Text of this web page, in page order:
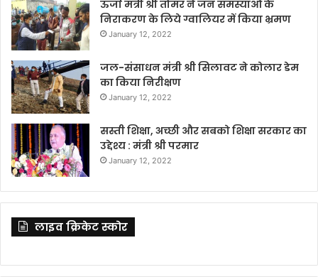
ऊर्जा मंत्री श्री तोमर ने जन समस्याओं के
निराकरण के लिये ग्वालियर में किया भ्रमण
January 12, 2022
जल-संसाधन मंत्री श्री सिलावट ने कोलार डेम
का किया निरीक्षण
January 12, 2022
सस्ती शिक्षा, अच्छी और सबको शिक्षा सरकार का
उद्देश्य : मंत्री श्री परमार
January 12, 2022
लाइव क्रिकेट स्कोर